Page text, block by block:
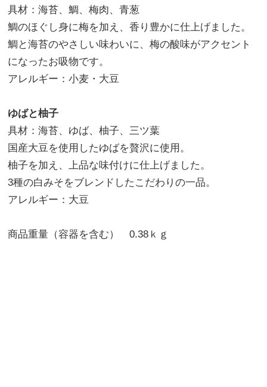
具材：海苔、鯛、梅肉、青葱
鯛のほぐし身に梅を加え、香り豊かに仕上げました。
鯛と海苔のやさしい味わいに、梅の酸味がアクセント
になったお吸物です。
アレルギー：小麦・大豆
ゆばと柚子
具材：海苔、ゆば、柚子、三ツ葉
国産大豆を使用したゆばを贅沢に使用。
柚子を加え、上品な味付けに仕上げました。
3種の白みそをブレンドしたこだわりの一品。
アレルギー：大豆
商品重量（容器を含む） 0.38ｋｇ